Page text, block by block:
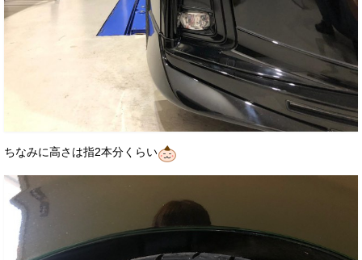
ちなみに高さは指2本分くらい